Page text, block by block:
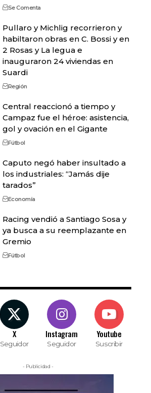
Se Comenta
Pullaro y Michlig recorrieron y
habiltaron obras en C. Bossi y en
2 Rosas y La legua e
inauguraron 24 viviendas en
Suardi
Región
Central reaccionó a tiempo y
Campaz fue el héroe: asistencia,
gol y ovación en el Gigante
Fútbol
Caputo negó haber insultado a
los industriales: “Jamás dije
tarados”
Economía
Racing vendió a Santiago Sosa y
ya busca a su reemplazante en
Gremio
Fútbol
X
Seguidor
Instagram
Seguidor
Youtube
Suscribir
- Publicidad -